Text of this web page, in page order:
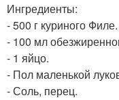
Ингредиенты:
- 500 г куриного Филе.
- 100 мл
- 1 яйцо.
- Пол маленькой
- Соль, перец.